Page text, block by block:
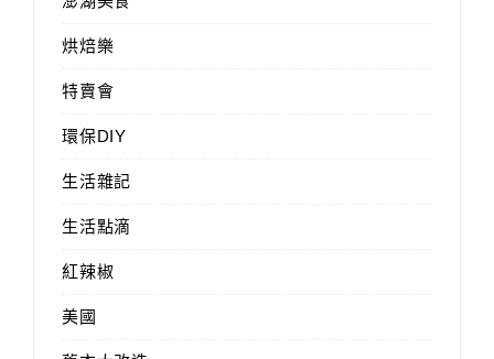
烘焙樂
特賣會
環保DIY
生活雜記
生活點滴
紅辣椒
美國